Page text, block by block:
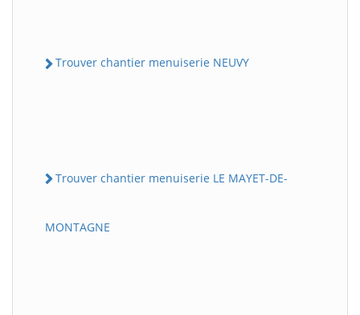
Trouver chantier menuiserie NEUVY
Trouver chantier menuiserie LE MAYET-DE-
MONTAGNE